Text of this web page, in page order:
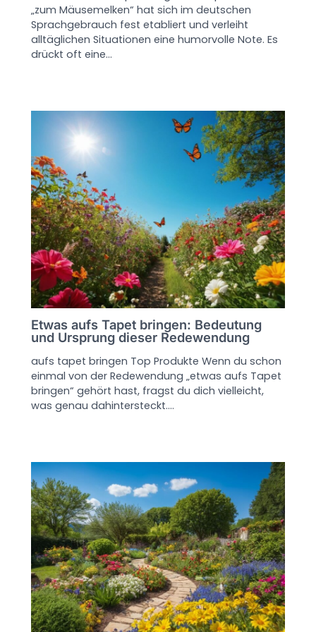
„zum Mäusemelken“ hat sich im deutschen
Sprachgebrauch fest etabliert und verleiht
alltäglichen Situationen eine humorvolle Note. Es
drückt oft eine…
Etwas aufs Tapet bringen: Bedeutung
und Ursprung dieser Redewendung
aufs tapet bringen Top Produkte Wenn du schon
einmal von der Redewendung „etwas aufs Tapet
bringen“ gehört hast, fragst du dich vielleicht,
was genau dahintersteckt.…